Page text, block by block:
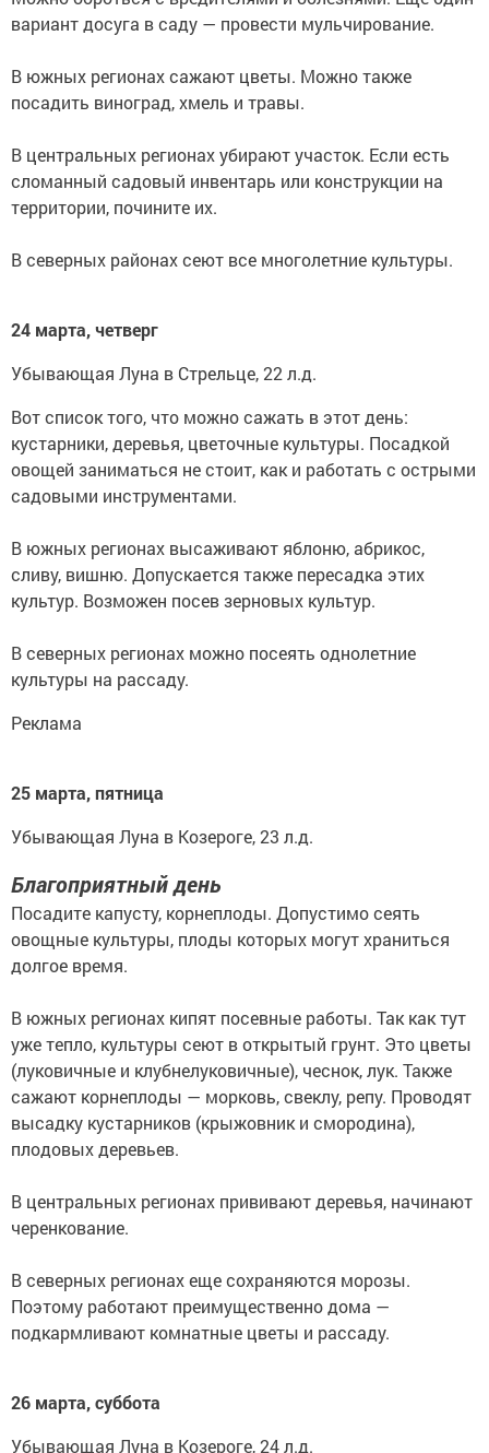
вариант досуга в саду — провести мульчирование.
В южных регионах сажают цветы. Можно также
посадить виноград, хмель и травы.
В центральных регионах убирают участок. Если есть
сломанный садовый инвентарь или конструкции на
территории, почините их.
В северных районах сеют все многолетние культуры.
24 марта, четверг
Убывающая Луна в Стрельце, 22 л.д.
Вот список того, что можно сажать в этот день:
кустарники, деревья, цветочные культуры. Посадкой
овощей заниматься не стоит, как и работать с острыми
садовыми инструментами.
В южных регионах высаживают яблоню, абрикос,
сливу, вишню. Допускается также пересадка этих
культур. Возможен посев зерновых культур.
В северных регионах можно посеять однолетние
культуры на рассаду.
Реклама
25 марта, пятница
Убывающая Луна в Козероге, 23 л.д.
Благоприятный день
Посадите капусту, корнеплоды. Допустимо сеять
овощные культуры, плоды которых могут храниться
долгое время.
В южных регионах кипят посевные работы. Так как тут
уже тепло, культуры сеют в открытый грунт. Это цветы
(луковичные и клубнелуковичные), чеснок, лук. Также
сажают корнеплоды — морковь, свеклу, репу. Проводят
высадку кустарников (крыжовник и смородина),
плодовых деревьев.
В центральных регионах прививают деревья, начинают
черенкование.
В северных регионах еще сохраняются морозы.
Поэтому работают преимущественно дома —
подкармливают комнатные цветы и рассаду.
26 марта, суббота
Убывающая Луна в Козероге, 24 л.д.